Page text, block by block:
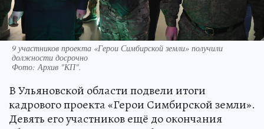
9 участников проекта «Герои Симбирской земли» получили
должности досрочно
Фото:Архив "КП".
В Ульяновской области подвели итоги
кадрового проекта «Герои Симбирской земли».
Девять его участников ещё до окончания